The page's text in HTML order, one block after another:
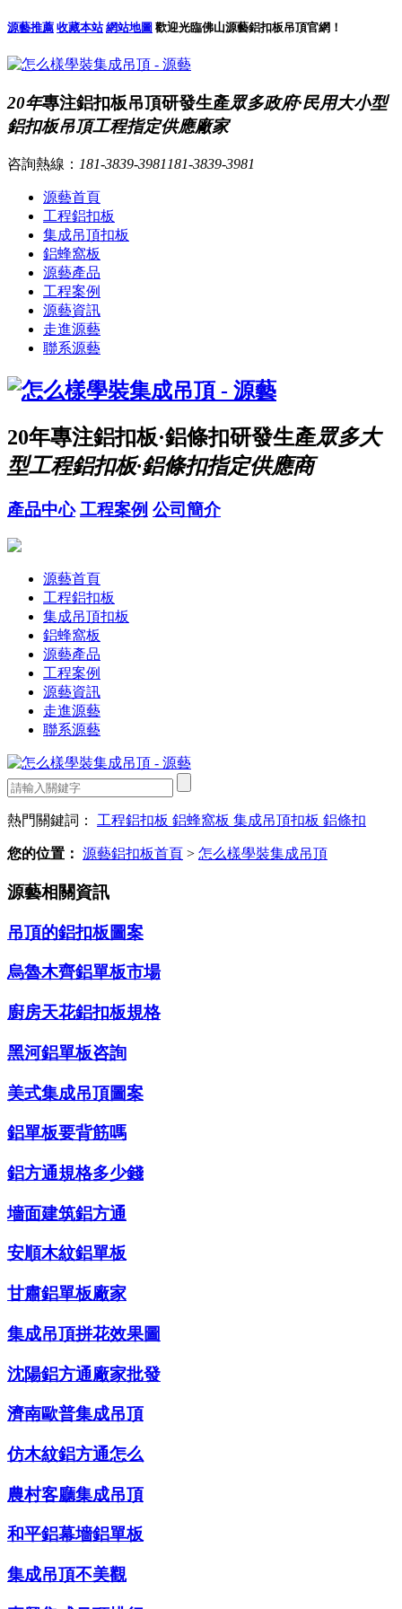
源藝推薦 收藏本站 網站地圖 歡迎光臨佛山源藝鋁扣板吊頂官網！
20年專注鋁扣板吊頂研發生產眾多政府·民用大小型
鋁扣板吊頂工程指定供應廠家
咨詢熱線： 181-3839-3981 181-3839-3981
源藝首頁
工程鋁扣板
集成吊頂扣板
鋁蜂窩板
源藝產品
工程案例
源藝資訊
走進源藝
聯系源藝
20年專注鋁扣板·鋁條扣研發生產眾多大
型工程鋁扣板·鋁條扣指定供應商
產品中心 工程案例 公司簡介
源藝首頁
工程鋁扣板
集成吊頂扣板
鋁蜂窩板
源藝產品
工程案例
源藝資訊
走進源藝
聯系源藝
熱門關鍵詞： 工程鋁扣板 鋁蜂窩板 集成吊頂扣板 鋁條扣
您的位置： 源藝鋁扣板首頁 > 怎么樣學裝集成吊頂
源藝相關資訊
吊頂的鋁扣板圖案
烏魯木齊鋁單板市場
廚房天花鋁扣板規格
黑河鋁單板咨詢
美式集成吊頂圖案
鋁單板要背筋嗎
鋁方通規格多少錢
墻面建筑鋁方通
安順木紋鋁單板
甘肅鋁單板廠家
集成吊頂拼花效果圖
沈陽鋁方通廠家批發
濟南歐普集成吊頂
仿木紋鋁方通怎么
農村客廳集成吊頂
和平鋁幕墻鋁單板
集成吊頂不美觀